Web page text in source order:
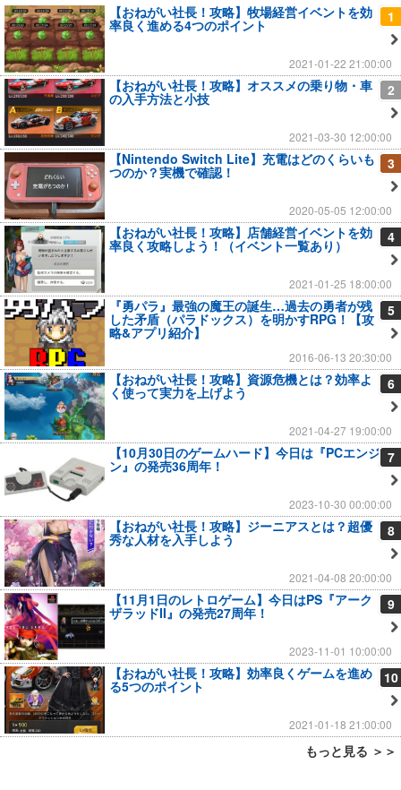
1
【おねがい社長！攻略】牧場経営イベントを効
率良く進める4つのポイント
2021-01-22 21:00:00
2
【おねがい社長！攻略】オススメの乗り物・車
の入手方法と小技
2021-03-30 12:00:00
3
【Nintendo Switch Lite】充電はどのくらいも
つのか？実機で確認！
2020-05-05 12:00:00
4
【おねがい社長！攻略】店舗経営イベントを効
率良く攻略しよう！（イベント一覧あり）
2021-01-25 18:00:00
5
『勇パラ』最強の魔王の誕生…過去の勇者が残
した矛盾（パラドックス）を明かすRPG！【攻
略&アプリ紹介】
2016-06-13 20:30:00
6
【おねがい社長！攻略】資源危機とは？効率よ
く使って実力を上げよう
2021-04-27 19:00:00
7
【10月30日のゲームハード】今日は『PCエンジ
ン』の発売36周年！
2023-10-30 00:00:00
8
【おねがい社長！攻略】ジーニアスとは？超優
秀な人材を入手しよう
2021-04-08 20:00:00
9
【11月1日のレトロゲーム】今日はPS『アーク
ザラッドII』の発売27周年！
2023-11-01 10:00:00
10
【おねがい社長！攻略】効率良くゲームを進め
る5つのポイント
2021-01-18 21:00:00
もっと見る ＞＞